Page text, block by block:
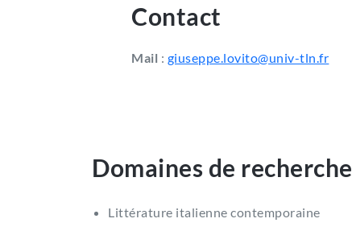
Contact
Mail : giuseppe.lovito@univ-tln.fr
Domaines de recherche
Littérature italienne contemporaine